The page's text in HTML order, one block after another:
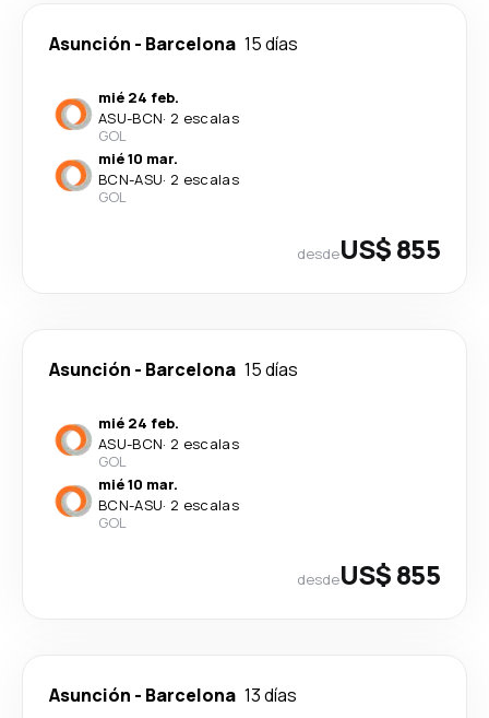
Asunción - Barcelona 15 días
mié 24 feb.
ASU-BCN· 2 escalas
GOL
mié 10 mar.
BCN-ASU· 2 escalas
GOL
desdeUS$ 855
Asunción - Barcelona 15 días
mié 24 feb.
ASU-BCN· 2 escalas
GOL
mié 10 mar.
BCN-ASU· 2 escalas
GOL
desdeUS$ 855
Asunción - Barcelona 13 días